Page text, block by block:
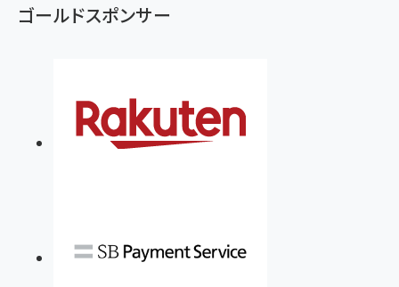
ゴールドスポンサー